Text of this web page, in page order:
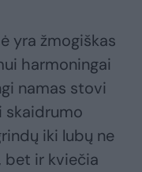
yra žmogiškas
harmoningai
namas stovi
skaidrumo
iki lubų ne
bet ir kviečia